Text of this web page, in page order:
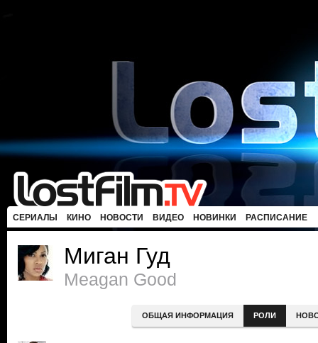
СЕРИАЛЫ КИНО НОВОСТИ ВИДЕО НОВИНКИ РАСПИСАНИЕ
Миган Гуд
Meagan Good
ОБЩАЯ ИНФОРМАЦИЯ РОЛИ